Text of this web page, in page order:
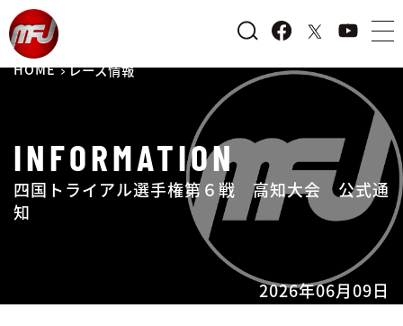
HOME レース情報
INFORMATION
四国トライアル選手権第６戦 高知大会 公式通
知
2026年06月09日